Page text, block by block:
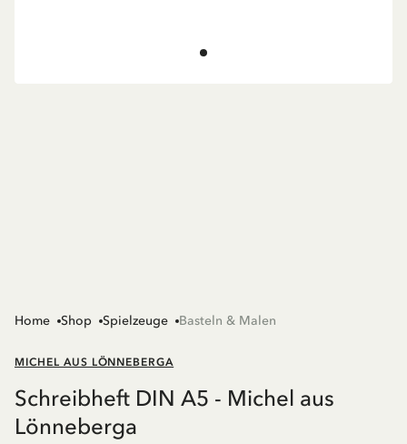
Home Shop Spielzeuge Basteln & Malen
MICHEL AUS LÖNNEBERGA
Schreibheft DIN A5 - Michel aus
Lönneberga